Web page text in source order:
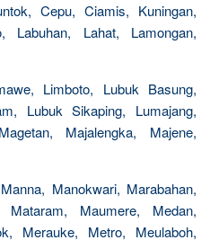
Cepu, Ciamis, Kuningan,
Labuhan, Lahat, Lamongan,
Limboto, Lubuk Basung,
Lubuk Sikaping, Lumajang,
Majalengka, Majene,
Manokwari, Marabahan,
Maumere, Medan,
Merauke, Metro, Meulaboh,